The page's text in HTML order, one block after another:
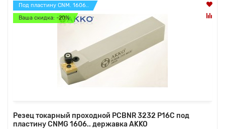
Под пластину CNM. 1606..
Ваша скидка: -20%
Резец токарный проходной PCBNR 3232 P16C под
пластину CNMG 1606.. державка AKKO